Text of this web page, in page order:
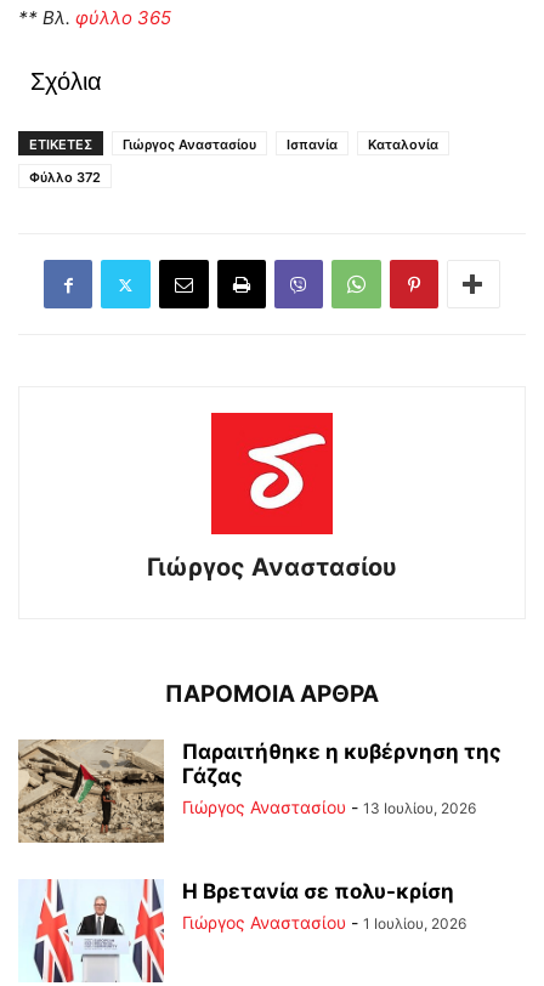
** Βλ. φύλλο 365
Σχόλια
ΕΤΙΚΕΤΕΣ Γιώργος Αναστασίου Ισπανία
Καταλονία
Φύλλο 372
Γιώργος Αναστασίου
ΠΑΡΟΜΟΙΑ ΑΡΘΡΑ
Παραιτήθηκε η κυβέρνηση της
Γάζας
Γιώργος Αναστασίου - 13 Ιουλίου, 2026
Η Βρετανία σε πολυ-κρίση
Γιώργος Αναστασίου - 1 Ιουλίου, 2026